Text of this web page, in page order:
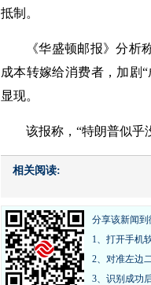
抵制。
《华盛顿邮报》分
成本转嫁给消费者，加剧
显现。
该报称，“特朗普似乎
相关阅读:
分享该新闻到
1、打开手机
2、对准左边
3、识别成功